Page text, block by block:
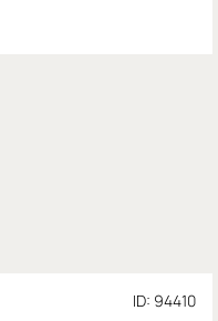
ID: 94410